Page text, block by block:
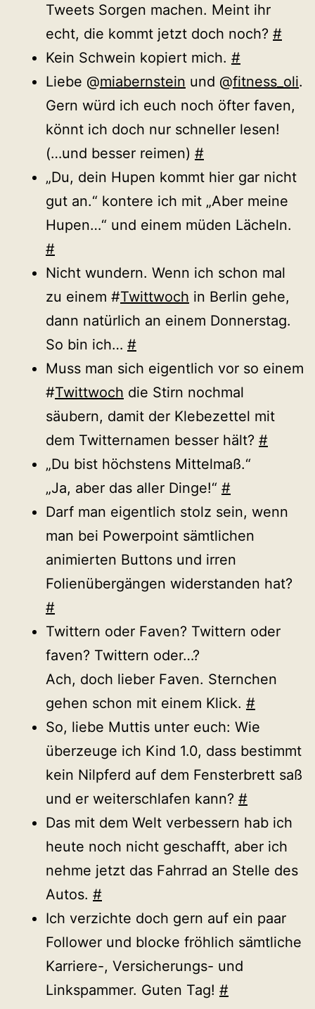
Tweets Sorgen machen. Meint ihr
echt, die kommt jetzt doch noch? #
Kein Schwein kopiert mich. #
Liebe @miabernstein und @fitness_oli.
Gern würd ich euch noch öfter faven,
könnt ich doch nur schneller lesen!
(…und besser reimen) #
„Du, dein Hupen kommt hier gar nicht
gut an.“ kontere ich mit „Aber meine
Hupen…“ und einem müden Lächeln.
#
Nicht wundern. Wenn ich schon mal
zu einem #Twittwoch in Berlin gehe,
dann natürlich an einem Donnerstag.
So bin ich… #
Muss man sich eigentlich vor so einem
#Twittwoch die Stirn nochmal
säubern, damit der Klebezettel mit
dem Twitternamen besser hält? #
„Du bist höchstens Mittelmaß.“
„Ja, aber das aller Dinge!“ #
Darf man eigentlich stolz sein, wenn
man bei Powerpoint sämtlichen
animierten Buttons und irren
Folienübergängen widerstanden hat?
#
Twittern oder Faven? Twittern oder
faven? Twittern oder…?
Ach, doch lieber Faven. Sternchen
gehen schon mit einem Klick. #
So, liebe Muttis unter euch: Wie
überzeuge ich Kind 1.0, dass bestimmt
kein Nilpferd auf dem Fensterbrett saß
und er weiterschlafen kann? #
Das mit dem Welt verbessern hab ich
heute noch nicht geschafft, aber ich
nehme jetzt das Fahrrad an Stelle des
Autos. #
Ich verzichte doch gern auf ein paar
Follower und blocke fröhlich sämtliche
Karriere-, Versicherungs- und
Linkspammer. Guten Tag! #